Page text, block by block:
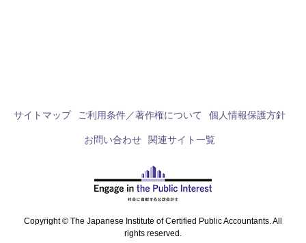
サイトマップ ご利用条件／著作権について 個人情報保護方針
お問い合わせ 関連サイト一覧
Copyright © The Japanese Institute of Certified Public Accountants. All
rights reserved.